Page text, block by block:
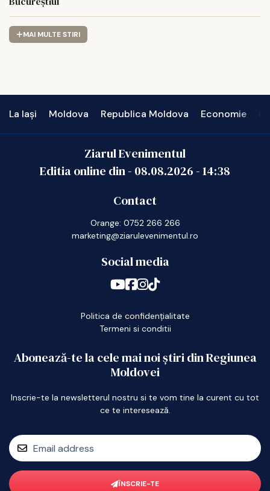
MAI MULTE STIRI
La Iași Moldova Republica Moldova Economie
Ziarul Evenimentul
Editia online din - 08.08.2026-14:38
Contact
Orange: 0752 266 266
marketing@ziarulevenimentul.ro
Social media
Politica de confidențialitate
Termeni si conditii
Abonează-te la cele mai noi știri din Regiunea
Moldovei
Inscrie-te la newsletterul nostru si te vom tine la curent cu tot
ce te interesează.
ÎNSCRIE-TE